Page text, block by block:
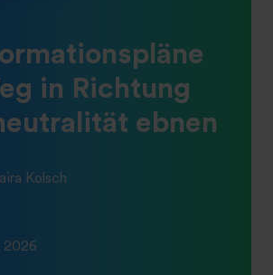
in Richtung
ebnen
Kolsch
2026